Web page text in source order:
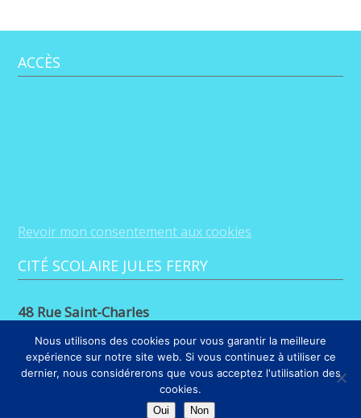
ACCÈS
Revoir mon consentement aux cookies
CITÉ SCOLAIRE JULES FERRY
48 Rue Saint-Charles
03 29 56 26 68
Nous utilisons des cookies pour vous garantir la meilleure
expérience sur notre site web. Si vous continuez à utiliser ce
dernier, nous considérerons que vous acceptez l'utilisation des
cookies.
Oui Non